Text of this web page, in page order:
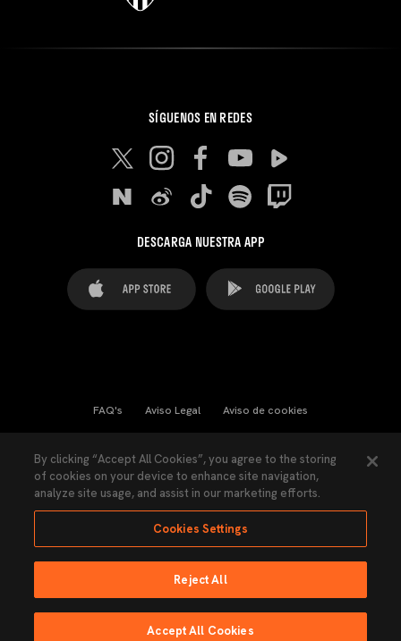
SÍGUENOS EN REDES
DESCARGA NUESTRA APP
FAQ's Aviso Legal Aviso de cookies
Ley Transparencia Política de Privacidad
Accesibilidad
Ninguna parte de esta página puede ser reproducida sin el permiso del Valencia
By clicking “Accept All Cookies”, you agree to the storing
of cookies on your device to enhance site navigation,
analyze site usage, and assist in our marketing efforts.
Cookies Settings
Reject All
Accept All Cookies